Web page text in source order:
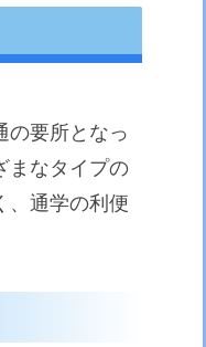
の要所となっ
まなタイプの
、通学の利便